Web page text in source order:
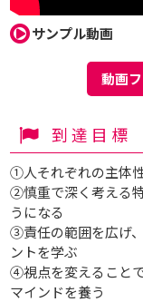
サンプル動画
動画
到達目標
①人それぞれの主体
②慎重で深く考える
うになる
③責任の範囲を広げ
ントを学ぶ
④視点を変えること
マインドを養う